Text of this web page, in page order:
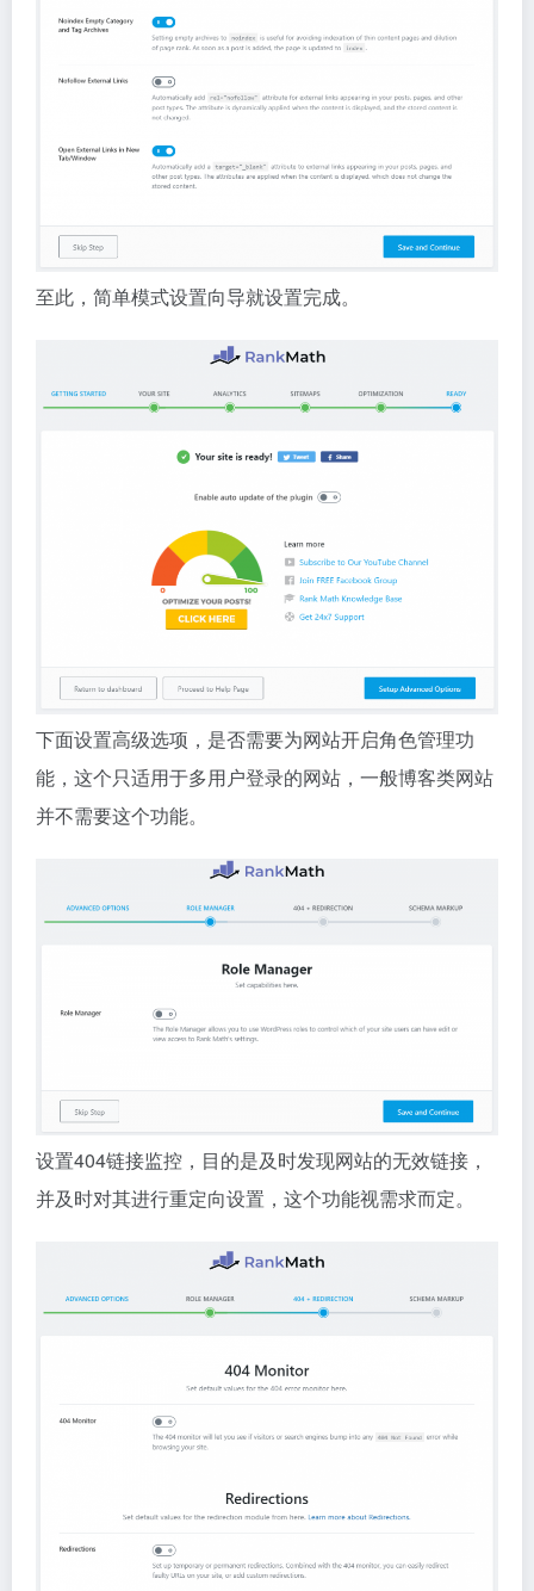
至此，简单模式设置向导就设置完成。
下面设置高级选项，是否需要为网站开启角色管理功
能，这个只适用于多用户登录的网站，一般博客类网站
并不需要这个功能。
设置404链接监控，目的是及时发现网站的无效链接，
并及时对其进行重定向设置，这个功能视需求而定。